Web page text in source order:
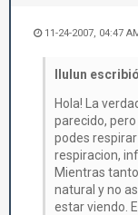
11-24-2007, 04:47
llulun
Hola! La
parecido,
podes
respiracion,
Mientras
natural y no
estar viendo.